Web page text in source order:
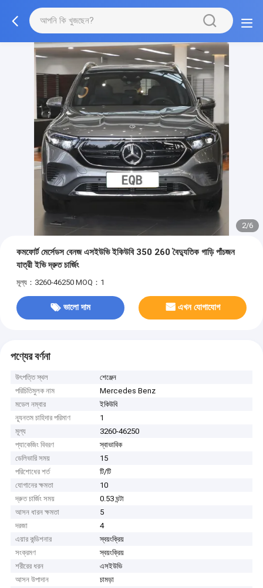
2/6
কমফোর্ট মের্সেডস বেনজ এসইউভি ইকিউবি 350 260 বৈদ্যুতিক গাড়ি পাঁচজন
যাত্রী ইভি দ্রুত চার্জিং
মূল্য：3260-46250 MOQ：1
ভালো দাম এখন যোগাযোগ
পণ্যের বর্ণনা
উৎপত্তি স্থল
শেঞ্জেন
পরিচিতিমুলক নাম
Mercedes Benz
মডেল নম্বার
ইকিউবি
ন্যূনতম চাহিদার পরিমাণ
1
মূল্য
3260-46250
প্যাকেজিং বিবরণ
স্বাভাবিক
ডেলিভারি সময়
15
পরিশোধের শর্ত
টি/টি
যোগানের ক্ষমতা
10
দ্রুত চার্জিং সময়
0.53 ঘন্টা
আসন ধারন ক্ষমতা
5
দরজা
4
এয়ার কন্ডিশনার
স্বয়ংক্রিয়
সংক্রমণ
স্বয়ংক্রিয়
শরীরের ধরন
এসইউভি
আসন উপাদান
চামড়া